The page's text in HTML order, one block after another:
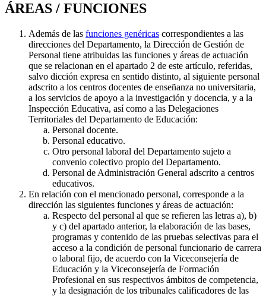
ÁREAS / FUNCIONES
Además de las funciones genéricas correspondientes a las
direcciones del Departamento, la Dirección de Gestión de
Personal tiene atribuidas las funciones y áreas de actuación
que se relacionan en el apartado 2 de este artículo, referidas,
salvo dicción expresa en sentido distinto, al siguiente personal
adscrito a los centros docentes de enseñanza no universitaria,
a los servicios de apoyo a la investigación y docencia, y a la
Inspección Educativa, así como a las Delegaciones
Territoriales del Departamento de Educación:
Personal docente.
Personal educativo.
Otro personal laboral del Departamento sujeto a
convenio colectivo propio del Departamento.
Personal de Administración General adscrito a centros
educativos.
En relación con el mencionado personal, corresponde a la
dirección las siguientes funciones y áreas de actuación:
Respecto del personal al que se refieren las letras a), b)
y c) del apartado anterior, la elaboración de las bases,
programas y contenido de las pruebas selectivas para el
acceso a la condición de personal funcionario de carrera
o laboral fijo, de acuerdo con la Viceconsejería de
Educación y la Viceconsejería de Formación
Profesional en sus respectivos ámbitos de competencia,
y la designación de los tribunales calificadores de las